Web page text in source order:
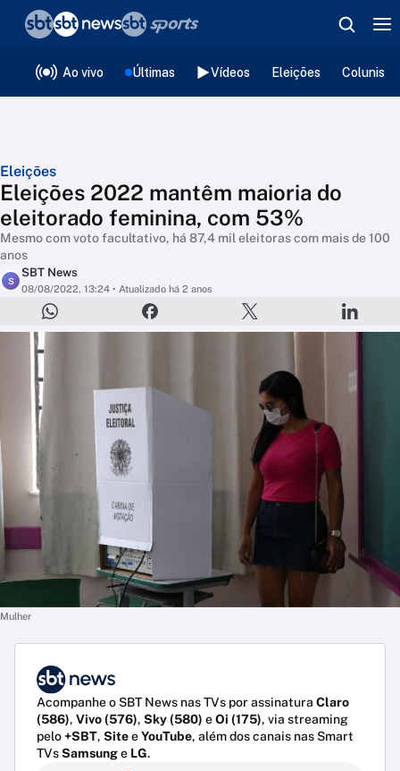
Ao vivo Últimas Vídeos Eleições
Eleições
Eleições 2022 mantêm maioria do
eleitorado feminina, com 53%
Mesmo com voto facultativo, há 87,4 mil eleitoras com mais de 100
anos
S
SBT News
08/08/2022, 13:24 • Atualizado há 2 anos
Mulher
Acompanhe o SBT News nas TVs por assinatura Claro
(586), Vivo (576), Sky (580) eOi (175), via streaming
pelo+SBT, SiteeYouTube, além dos canais nas Smart
TVsSamsunge LG.
❮voltar
Editorias